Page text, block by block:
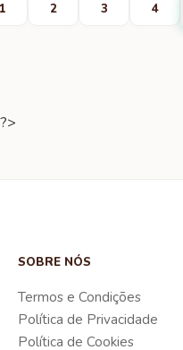
2 3 4
?>
SOBRE NÓS
Termos e Condições
Política de Privacidade
Política de Cookies